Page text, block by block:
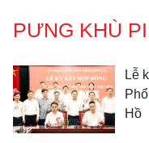
PƯNG KHÙ
Lễ
Hồ